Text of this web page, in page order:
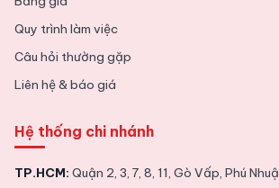
Quy trình làm việc
Câu hỏi thường gặp
Liên hệ & báo giá
Hệ thống chi nhánh
TP.HCM: Quận 2, 3, 7, 8, 11, Gò Vấp, Phú